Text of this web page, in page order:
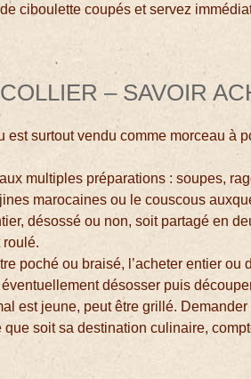
ciboulette coupés et servez
– SAVOIR
est surtout vendu comme morceau à
multiples préparations : soupes,
marocaines ou le couscous
désossé ou non, soit partagé en
roulé.
poché ou braisé, l’acheter entier
éventuellement désosser puis
est jeune, peut être grillé.
soit sa destination culinaire,